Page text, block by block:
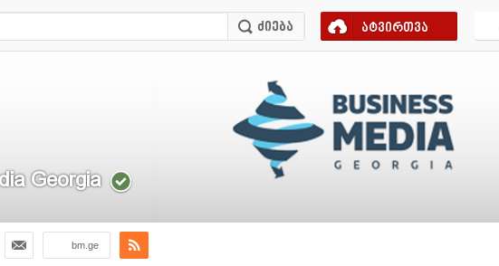
ატვირთვა
Georgia
bm.ge